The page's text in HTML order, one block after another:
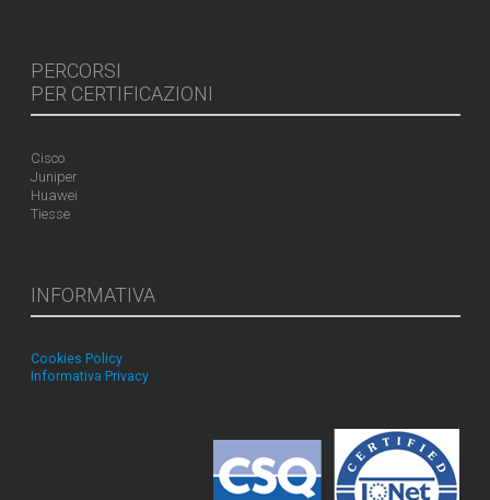
PERCORSI
PER CERTIFICAZIONI
Cisco
Juniper
Huawei
Tiesse
INFORMATIVA
Cookies Policy
Informativa Privacy